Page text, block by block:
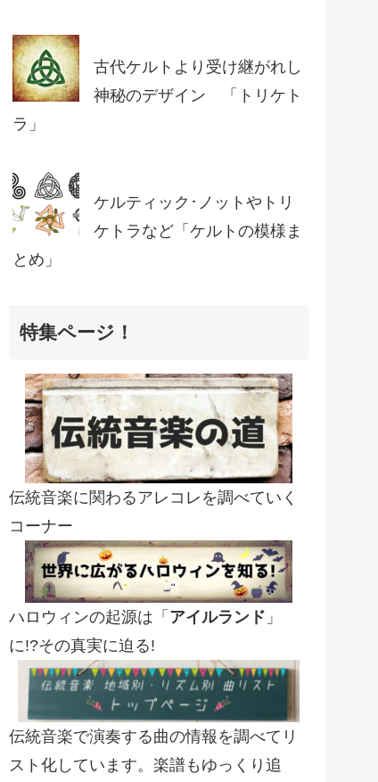
古代ケルトより受け継がれし
神秘のデザイン 「トリケト
ラ」
ケルティック･ノットやトリ
ケトラなど「ケルトの模様ま
とめ」
特集ページ！
伝統音楽に関わるアレコレを調べていく
コーナー
ハロウィンの起源は「 アイルランド 」
に!?その真実に迫る!
伝統音楽で演奏する曲の情報を調べてリ
スト化しています。楽譜もゆっくり追